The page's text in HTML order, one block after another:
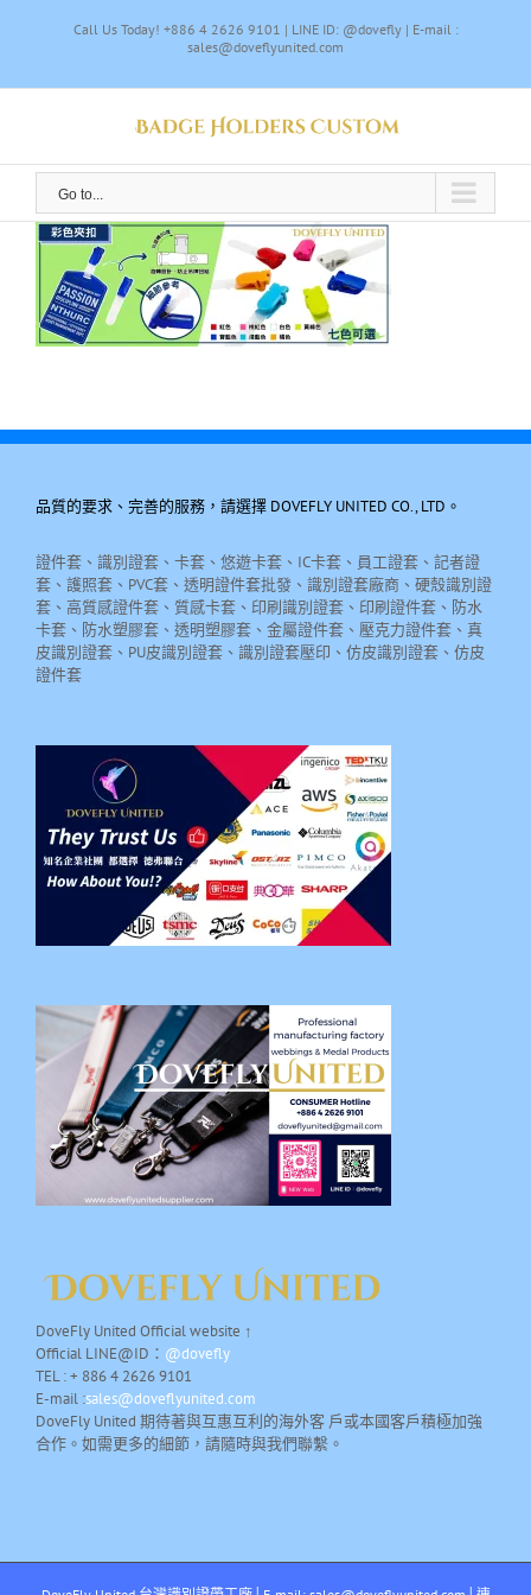
Call Us Today! +886 4 2626 9101 | LINE ID: @dovefly | E-mail :
sales@doveflyunited.com
Go to...
品質的要求、完善的服務，請選擇 DOVEFLY UNITED CO., LTD。
證件套、識別證套、卡套、悠遊卡套、IC卡套、員工證套、記者證
套、護照套、PVC套、透明證件套批發、識別證套廠商、硬殼識別證
套、高質感證件套、質感卡套、印刷識別證套、印刷證件套、防水
卡套、防水塑膠套、透明塑膠套、金屬證件套、壓克力證件套、真
皮識別證套、PU皮識別證套、識別證套壓印、仿皮識別證套、仿皮
證件套
DoveFly United Official website ↑
Official LINE@ID： @dovefly
TEL : + 886 4 2626 9101
E-mail :sales@doveflyunited.com
DoveFly United 期待著與互惠互利的海外客 戶或本國客戶積極加強
合作。如需更多的細節，請隨時與我們聯繫。